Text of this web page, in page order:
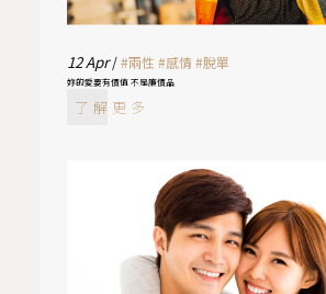
12Apr /#兩性 #感情 #脫單
妳的愛要有價值 不是廉價品
了解更多